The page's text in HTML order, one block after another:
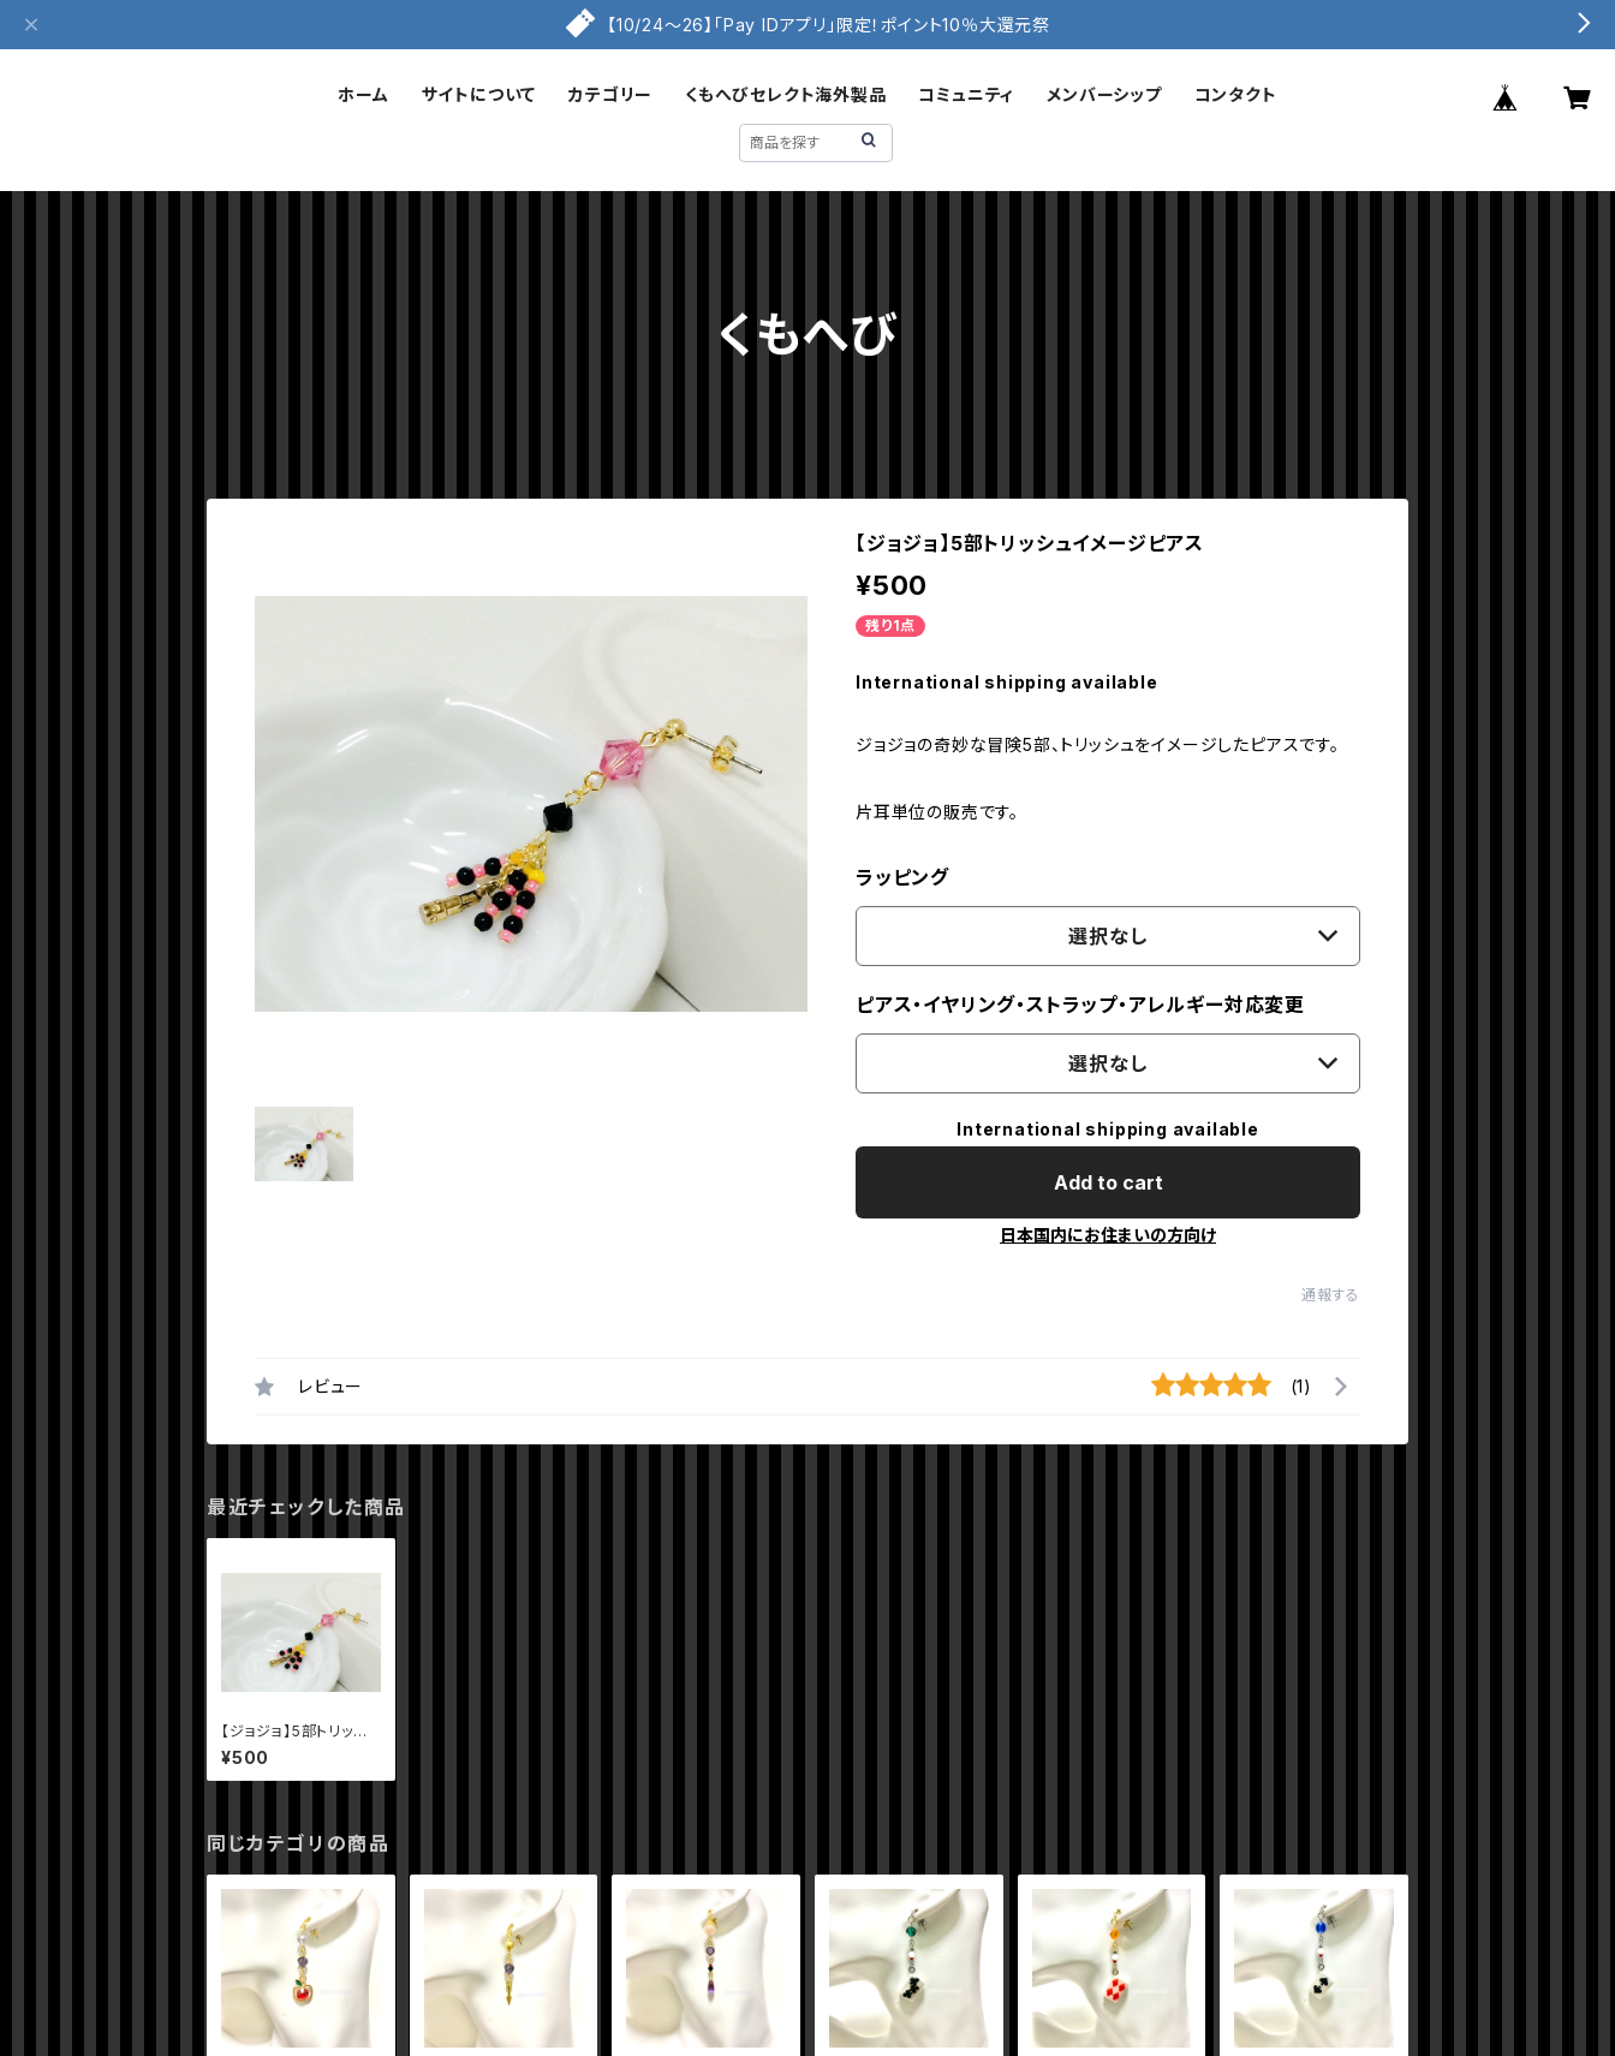
【10/24〜26】「Pay IDアプリ」限定！ポイント10％大還元祭
ホーム サイトについて カテゴリー くもへびセレクト海外製品 コミュニティ メンバーシップ コンタクト
くもへび
【ジョジョ】5部トリッシュイメージピアス
¥500
残り1点
International shipping available
ジョジョの奇妙な冒険5部、トリッシュをイメージしたピアスです。
片耳単位の販売です。
ラッピング
選択なし
ピアス・イヤリング・ストラップ・アレルギー対応変更
選択なし
International shipping available
Add to cart
日本国内にお住まいの方向け
通報する
レビュー (1)
最近チェックした商品
【ジョジョ】5部トリッシュ
イメージピアス
¥500
同じカテゴリの商品